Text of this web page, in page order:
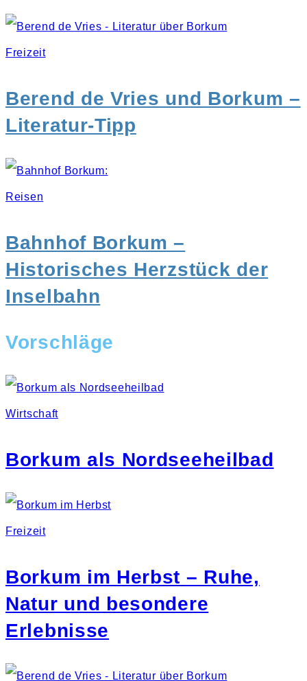
Freizeit
Berend de Vries und Borkum –
Literatur-Tipp
Reisen
Bahnhof Borkum –
Historisches Herzstück der
Inselbahn
Vorschläge
Wirtschaft
Borkum als Nordseeheilbad
Freizeit
Borkum im Herbst – Ruhe,
Natur und besondere
Erlebnisse